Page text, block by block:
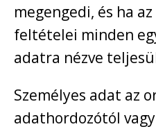
megengedi, és ha
feltételei minden
adatra nézve
Személyes adat az
adathordozótól